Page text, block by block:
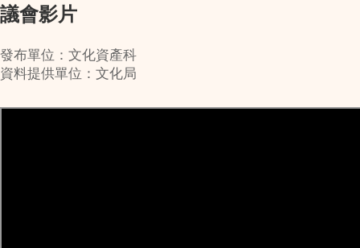
議會影片
發布單位：文化資產科
資料提供單位：文化局